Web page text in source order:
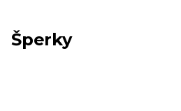
Šperky